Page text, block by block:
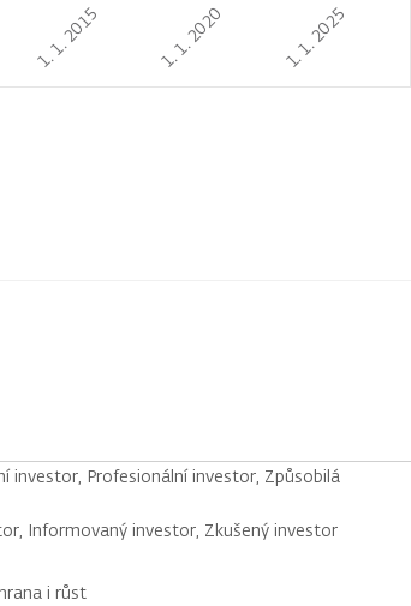
1. 1. 2015 1. 1. 2020 1. 1. 2025
investor, Profesionální investor, Způsobilá
Informovaný investor, Zkušený investor
i růst